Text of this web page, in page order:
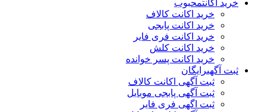
خرید اکانتمحبوب
خرید اکانت کالاف
خرید اکانت پابجی
خرید اکانت فری فایر
خرید اکانت کلش
خرید اکانت پسر خوانده
ثبت آگهیرایگان
ثبت آگهی اکانت کالاف
ثبت آگهی پابجی موبایل
ثبت اگهی فری فایر